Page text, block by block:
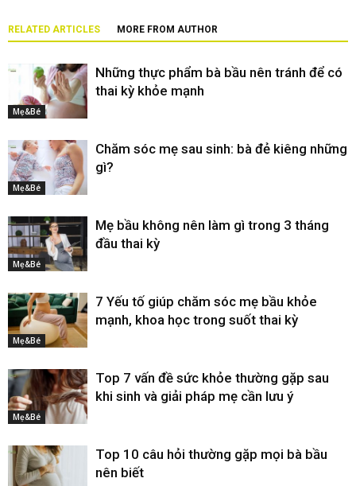
RELATED ARTICLES MORE FROM AUTHOR
Mẹ&Bé
Những thực phẩm bà bầu nên tránh để có
thai kỳ khỏe mạnh
Mẹ&Bé
Chăm sóc mẹ sau sinh: bà đẻ kiêng những
gì?
Mẹ&Bé
Mẹ bầu không nên làm gì trong 3 tháng
đầu thai kỳ
Mẹ&Bé
7 Yếu tố giúp chăm sóc mẹ bầu khỏe
mạnh, khoa học trong suốt thai kỳ
Mẹ&Bé
Top 7 vấn đề sức khỏe thường gặp sau
khi sinh và giải pháp mẹ cần lưu ý
Top 10 câu hỏi thường gặp mọi bà bầu
nên biết